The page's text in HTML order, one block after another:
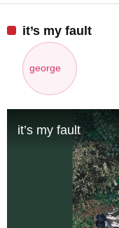
it’s my fault
george
it’s my fault